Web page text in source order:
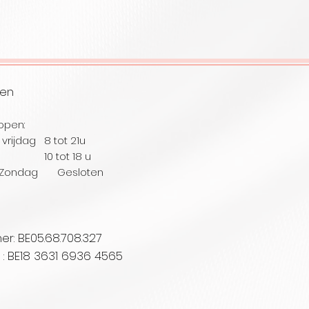
8 tot 21u
10tot 18 u
Gesloten
BE05.68.708.327
BE18 3631 6936 4565